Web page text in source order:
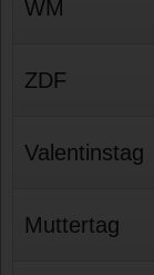
WM
ZDF
Valentinstag
Muttertag